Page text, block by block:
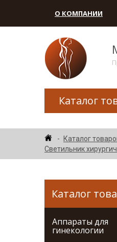
О КОМПАНИИ
Каталог
Каталог
Светильник
Каталог
Аппараты для
гинекологии